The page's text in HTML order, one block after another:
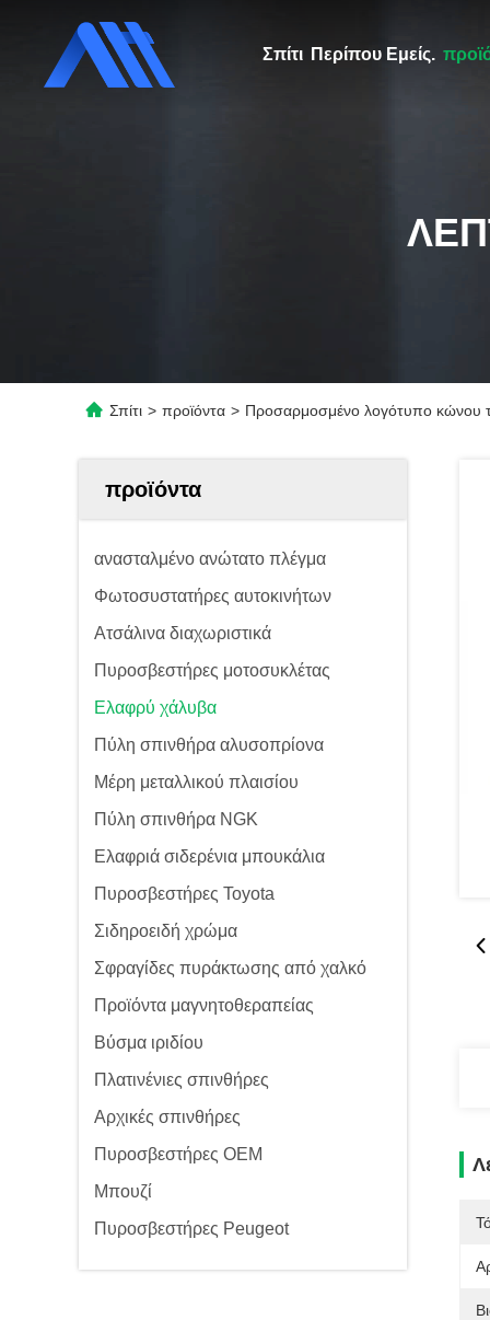
Σπίτι Περίπου Εμείς.
Σπίτι > προϊόντα > Προσαρμοσμένο λογότυπο κώνου
προϊόντα
ανασταλμένο ανώτατο πλέγμα
Φωτοσυστατήρες αυτοκινήτων
Ατσάλινα διαχωριστικά
Πυροσβεστήρες μοτοσυκλέτας
Ελαφρύ χάλυβα
Πύλη σπινθήρα αλυσοπρίονα
Μέρη μεταλλικού πλαισίου
Πύλη σπινθήρα NGK
Ελαφριά σιδερένια μπουκάλια
Πυροσβεστήρες Toyota
Σιδηροειδή χρώμα
Σφραγίδες πυράκτωσης από χαλκό
Προϊόντα μαγνητοθεραπείας
Βύσμα ιριδίου
Πλατινένιες σπινθήρες
Αρχικές σπινθήρες
Πυροσβεστήρες OEM
Μπουζί
Πυροσβεστήρες Peugeot